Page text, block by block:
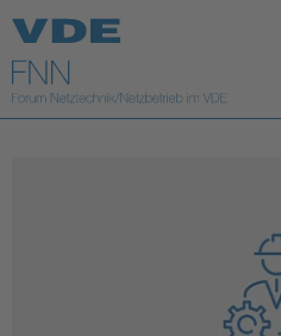
Top Themen
Fokusthemen